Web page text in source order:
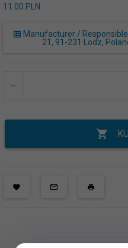
11.00 PLN
Manufacturer /
21, 91-231 Lodz,